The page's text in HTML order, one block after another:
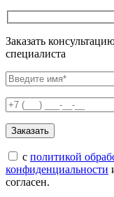
Заказать
специалиста
с политикой
конфиденциальности
согласен.